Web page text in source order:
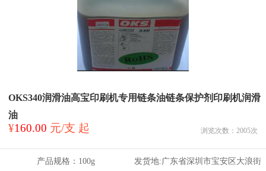
OKS340润滑油高宝印刷机专用链条油链条保护剂印刷机润滑
油
¥160.00 元/支 起 浏览次数： 2005次
产品规格： 100g 发货地:广东省深圳市宝安区大浪街